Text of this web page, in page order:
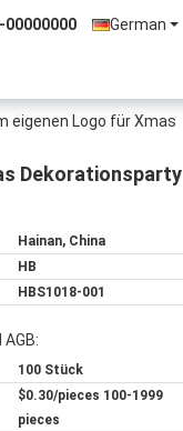
German
00000000
eigenen Logo für Xmas
Dekorationsparty
Hainan, China
HB
HBS1018-001
100 Stück
$0.30/pieces 100-1999
pieces